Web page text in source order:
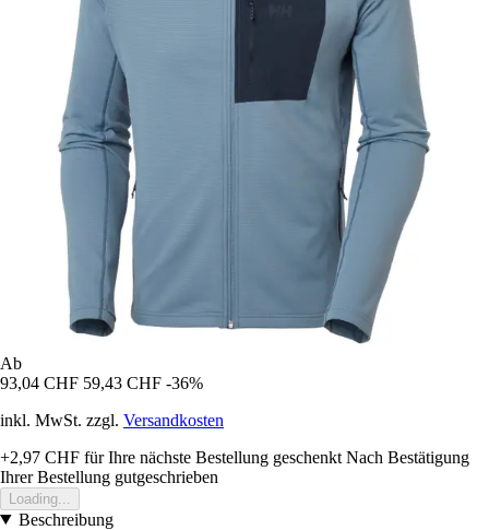
Ab
93,04 CHF 59,43 CHF -36%
inkl. MwSt. zzgl. Versandkosten
+2,97 CHF für Ihre nächste Bestellung geschenkt Nach Bestätigung
Ihrer Bestellung gutgeschrieben
Loading...
Beschreibung